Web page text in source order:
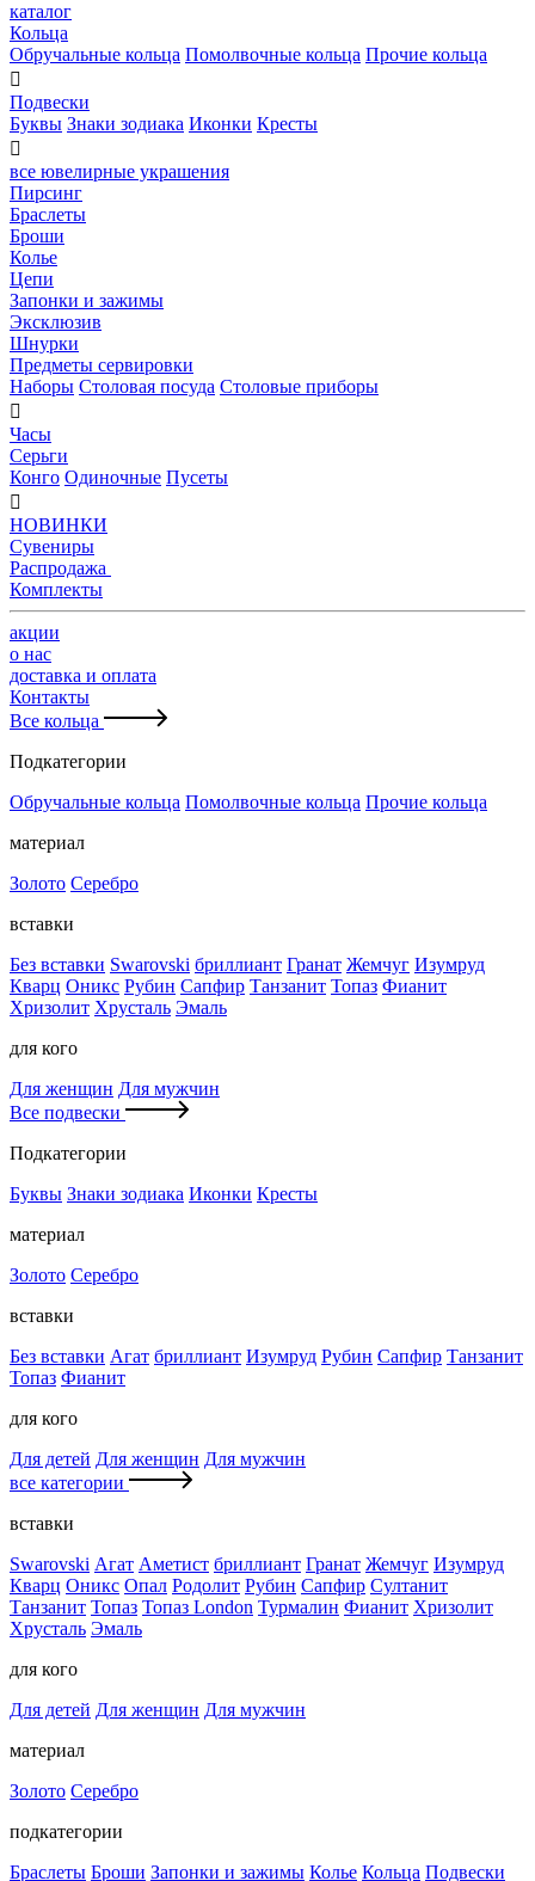
каталог
Кольца
Обручальные кольца Помолвочные кольца Прочие кольца

Подвески
Буквы Знаки зодиака Иконки Кресты

все ювелирные украшения
Пирсинг
Браслеты
Броши
Колье
Цепи
Запонки и зажимы
Эксклюзив
Шнурки
Предметы сервировки
Наборы Столовая посуда Столовые приборы

Часы
Серьги
Конго Одиночные Пусеты

НОВИНКИ
Сувениры
Распродажа
Комплекты
акции
о нас
доставка и оплата
Контакты
Все кольца
Подкатегории
Обручальные кольца Помолвочные кольца Прочие кольца
материал
Золото Серебро
вставки
Без вставки Swarovski бриллиант Гранат Жемчуг Изумруд
Кварц Оникс Рубин Сапфир Танзанит Топаз Фианит
Хризолит Хрусталь Эмаль
для кого
Для женщин Для мужчин
Все подвески
Подкатегории
Буквы Знаки зодиака Иконки Кресты
материал
Золото Серебро
вставки
Без вставки Агат бриллиант Изумруд Рубин Сапфир Танзанит
Топаз Фианит
для кого
Для детей Для женщин Для мужчин
все категории
вставки
Swarovski Агат Аметист бриллиант Гранат Жемчуг Изумруд
Кварц Оникс Опал Родолит Рубин Сапфир Султанит
Танзанит Топаз Топаз London Турмалин Фианит Хризолит
Хрусталь Эмаль
для кого
Для детей Для женщин Для мужчин
материал
Золото Серебро
подкатегории
Браслеты Броши Запонки и зажимы Колье Кольца Подвески